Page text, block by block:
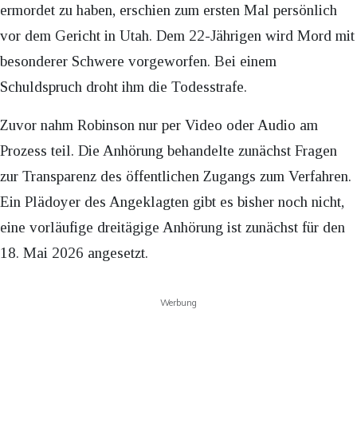
ermordet zu haben, erschien zum ersten Mal persönlich
vor dem Gericht in Utah. Dem 22-Jährigen wird Mord mit
besonderer Schwere vorgeworfen. Bei einem
Schuldspruch droht ihm die Todesstrafe.
Zuvor nahm Robinson nur per Video oder Audio am
Prozess teil. Die Anhörung behandelte zunächst Fragen
zur Transparenz des öffentlichen Zugangs zum Verfahren.
Ein Plädoyer des Angeklagten gibt es bisher noch nicht,
eine vorläufige dreitägige Anhörung ist zunächst für den
18. Mai 2026 angesetzt.
Werbung